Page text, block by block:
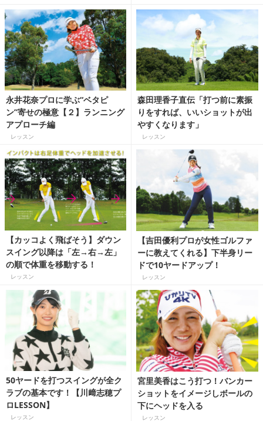
永井花奈プロに学ぶ“ベタピ
ン”寄せの極意【２】ランニング
アプローチ編
レッスン
森田理香子直伝「打つ前に素振
りをすれば、いいショットが出
やすくなります」
レッスン
【カッコよく飛ばそう】ダウン
スイング以降は「左→右→左」
の順で体重を移動する！
レッスン
【吉田優利プロが女性ゴルファ
ーに教えてくれる】下半身リー
ドで10ヤードアップ！
レッスン
50ヤードを打つスイングが全ク
ラブの基本です！【川﨑志穂プ
ロLESSON】
レッスン
宮里美香はこう打つ！バンカー
ショットをイメージしボールの
下にヘッドを入る
レッスン